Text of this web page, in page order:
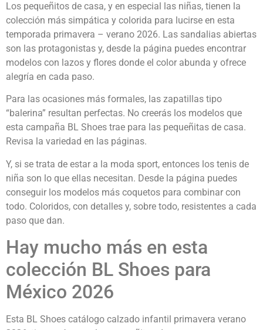
Los pequeñitos de casa, y en especial las niñas, tienen la
colección más simpática y colorida para lucirse en esta
temporada primavera – verano 2026. Las sandalias abiertas
son las protagonistas y, desde la página puedes encontrar
modelos con lazos y flores donde el color abunda y ofrece
alegría en cada paso.
Para las ocasiones más formales, las zapatillas tipo
“balerina” resultan perfectas. No creerás los modelos que
esta campaña BL Shoes trae para las pequeñitas de casa.
Revisa la variedad en las páginas.
Y, si se trata de estar a la moda sport, entonces los tenis de
niña son lo que ellas necesitan. Desde la página puedes
conseguir los modelos más coquetos para combinar con
todo. Coloridos, con detalles y, sobre todo, resistentes a cada
paso que dan.
Hay mucho más en esta
colección BL Shoes para
México 2026
Esta BL Shoes catálogo calzado infantil primavera verano